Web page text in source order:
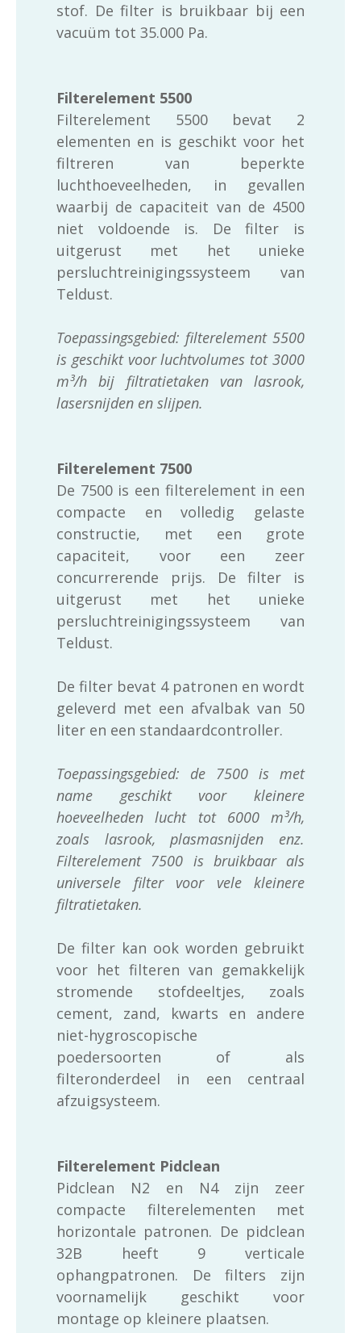
stof. De filter is bruikbaar bij een
vacuüm tot 35.000 Pa.
Filterelement 5500
Filterelement 5500 bevat 2
elementen en is geschikt voor het
filtreren van beperkte
luchthoeveelheden, in gevallen
waarbij de capaciteit van de 4500
niet voldoende is. De filter is
uitgerust met het unieke
persluchtreinigingssysteem van
Teldust.
Toepassingsgebied: filterelement 5500
is geschikt voor luchtvolumes tot 3000
m³/h bij filtratietaken van lasrook,
lasersnijden en slijpen.
Filterelement 7500
De 7500 is een filterelement in een
compacte en volledig gelaste
constructie, met een grote
capaciteit, voor een zeer
concurrerende prijs. De filter is
uitgerust met het unieke
persluchtreinigingssysteem van
Teldust.
De filter bevat 4 patronen en wordt
geleverd met een afvalbak van 50
liter en een standaardcontroller.
Toepassingsgebied: de 7500 is met
name geschikt voor kleinere
hoeveelheden lucht tot 6000 m³/h,
zoals lasrook, plasmasnijden enz.
Filterelement 7500 is bruikbaar als
universele filter voor vele kleinere
filtratietaken.
De filter kan ook worden gebruikt
voor het filteren van gemakkelijk
stromende stofdeeltjes, zoals
cement, zand, kwarts en andere
niet-hygroscopische
poedersoorten of als
filteronderdeel in een centraal
afzuigsysteem.
Filterelement Pidclean
Pidclean N2 en N4 zijn zeer
compacte filterelementen met
horizontale patronen. De pidclean
32B heeft 9 verticale
ophangpatronen. De filters zijn
voornamelijk geschikt voor
montage op kleinere plaatsen.